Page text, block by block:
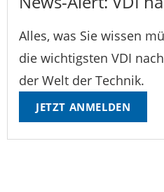
Alles, was Sie wissen
die wichtigsten VDI
der Welt der Technik.
JETZT ANMELDEN